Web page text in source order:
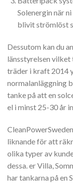
Solenergin när
blivit strömlöst
Dessutom kan du
länsstyrelsen
träder i kraft 2014
normalanläggning
tanke på att en
el i minst 25-30 år
liknande för att
olika typer av
dessa. er Villa,
har tankarna på en